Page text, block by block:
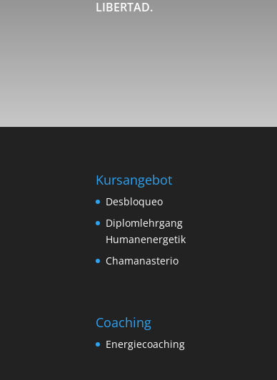
LIBERTAD.
Kursangebot
Desbloqueo
Diplomlehrgang
Humanenergetik
Chamanasterio
Coaching
Energiecoaching